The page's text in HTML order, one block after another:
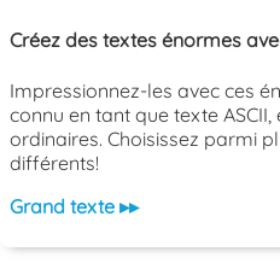
Créez des textes énormes
Impressionnez-les avec ces
connu en tant que texte
ordinaires. Choisissez parmi
différents!
Grand texte ▸▸